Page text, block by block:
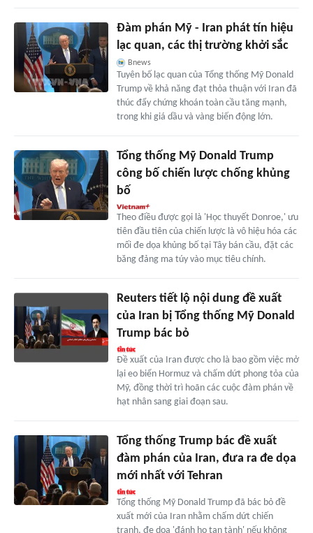
Đàm phán Mỹ - Iran phát tín hiệu
lạc quan, các thị trường khởi sắc
Bnews
Tuyên bố lạc quan của Tổng thống Mỹ Donald
Trump về khả năng đạt thỏa thuận với Iran đã
thúc đẩy chứng khoán toàn cầu tăng mạnh,
trong khi giá dầu và vàng biến động lớn.
Tổng thống Mỹ Donald Trump
công bố chiến lược chống khủng
bố
Theo điều được gọi là 'Học thuyết Donroe,' ưu
tiên đầu tiên của chiến lược là vô hiệu hóa các
mối đe dọa khủng bố tại Tây bán cầu, đặt các
băng đảng ma túy vào mục tiêu chính.
Reuters tiết lộ nội dung đề xuất
của Iran bị Tổng thống Mỹ Donald
Trump bác bỏ
Đề xuất của Iran được cho là bao gồm việc mở
lại eo biển Hormuz và chấm dứt phong tỏa của
Mỹ, đồng thời trì hoãn các cuộc đàm phán về
hạt nhân sang giai đoạn sau.
Tổng thống Trump bác đề xuất
đàm phán của Iran, đưa ra đe dọa
mới nhất với Tehran
Tổng thống Mỹ Donald Trump đã bác bỏ đề
xuất mới của Iran nhằm chấm dứt chiến
tranh, đe dọa 'đánh họ tan tành' nếu không